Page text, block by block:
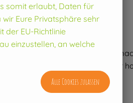
Sie´s schon?
gilt als hervorragender
man es vor dem Braten mit einer
somit erlaubt, Daten für
Eure Privatsphäre sehr
der EU-Richtlinie
einzustellen, an welche
Alle Cookies zulassen